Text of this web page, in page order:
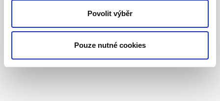
Povolit výběr
Pouze nutné cookies